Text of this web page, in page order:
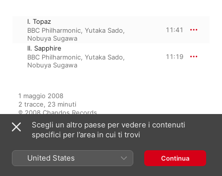
I. Topaz
BBC Philharmonic, Yutaka Sado,
Nobuya Sugawa
11:41
II. Sapphire
BBC Philharmonic, Yutaka Sado,
Nobuya Sugawa
11:19
1 maggio 2008
2 tracce, 23 minuti
℗ 2008 Chandos Records
Dall’album
Scegli un altro paese per vedere i contenuti
specifici per l’area in cui ti trovi
United States Continua